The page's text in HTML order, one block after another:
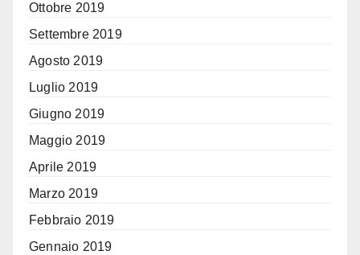
Ottobre 2019
Settembre 2019
Agosto 2019
Luglio 2019
Giugno 2019
Maggio 2019
Aprile 2019
Marzo 2019
Febbraio 2019
Gennaio 2019